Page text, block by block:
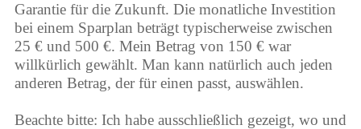
Garantie für die Zukunft. Die monatliche Investition
bei einem Sparplan beträgt typischerweise zwischen
25 € und 500 €. Mein Betrag von 150 € war
willkürlich gewählt. Man kann natürlich auch jeden
anderen Betrag, der für einen passt, auswählen.
Beachte bitte: Ich habe ausschließlich gezeigt, wo und